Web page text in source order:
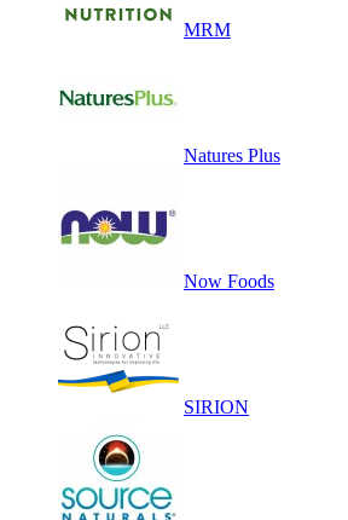
MRM
Natures Plus
Now Foods
SIRION